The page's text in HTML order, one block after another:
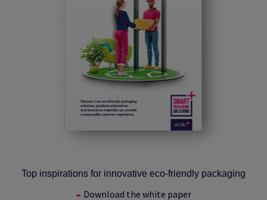
Top inspirations for innovative eco-friendly packaging
Download the white paper